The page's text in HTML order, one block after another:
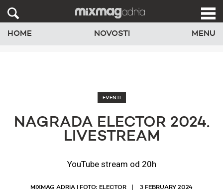
HOME NOVOSTI MENU
EVENTI
NAGRADA ELECTOR 2024.
LIVESTREAM
YouTube stream od 20h
MIXMAG ADRIA I FOTO: ELECTOR 3 FEBRUARY 2024